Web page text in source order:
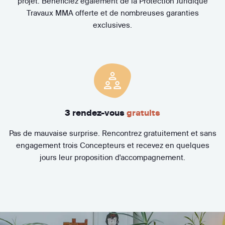
Travaux MMA offerte et de nombreuses garanties
exclusives.
3 rendez-vous gratuits
Pas de mauvaise surprise. Rencontrez gratuitement et sans
engagement trois Concepteurs et recevez en quelques
jours leur proposition d'accompagnement.